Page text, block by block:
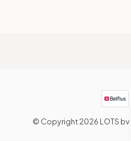
© Copyright 2026 LOTS bv